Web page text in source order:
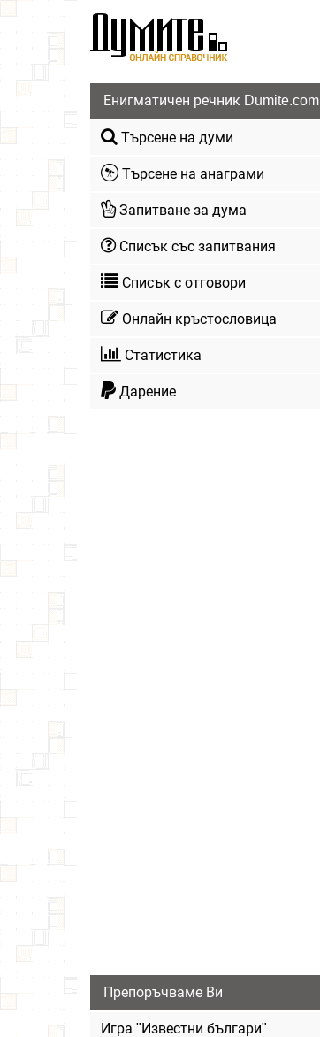
Енигматичен речник Dumite.com
Търсене на думи
Търсене на анаграми
Запитване за дума
Списък със запитвания
Списък с отговори
Онлайн кръстословица
Статистика
Дарение
Препоръчваме Ви
Игра "Известни българи"